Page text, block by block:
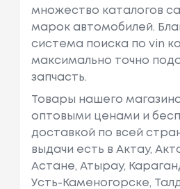
множество каталогов
марок автомобилей.
система поиска по vin
максимально точно
запчасть.
Товары нашего
оптовыми ценами и
доставкой по всей
выдачи есть в Актау,
Астане, Атырау,
Усть-Каменогорске,